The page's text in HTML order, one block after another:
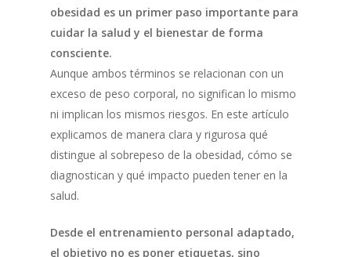
obesidad es un primer paso importante para
cuidar la salud y el bienestar de forma
consciente.
Aunque ambos términos se relacionan con un
exceso de peso corporal, no significan lo mismo
ni implican los mismos riesgos. En este artículo
explicamos de manera clara y rigurosa qué
distingue al sobrepeso de la obesidad, cómo se
diagnostican y qué impacto pueden tener en la
salud.
Desde el entrenamiento personal adaptado,
el objetivo no es poner etiquetas, sino